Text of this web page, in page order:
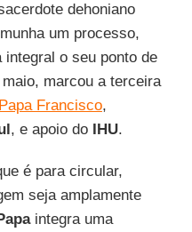
dehoniano
um processo,
o seu ponto de
marcou a terceira
Francisco,
, e apoio do IHU.
é para circular,
seja amplamente
integra uma